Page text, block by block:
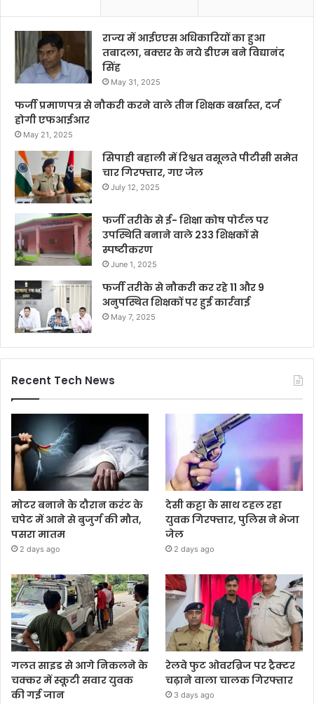
राज्य में आईएएस अधिकारियों का हुआ
तबादला, बक्सर के नये डीएम बने विद्यानंद
सिंह
May 31, 2025
फर्जी प्रमाणपत्र से नौकरी करने वाले तीन शिक्षक बर्खास्त, दर्ज
होगी एफआईआर
May 21, 2025
सिपाही बहाली में रिश्वत वसूलते पीटीसी समेत
चार गिरफ्तार, गए जेल
July 12, 2025
फर्जी तरीके से ई- शिक्षा कोष पोर्टल पर
उपस्थिति बनाने वाले 233 शिक्षकों से
स्पष्टीकरण
June 1, 2025
फर्जी तरीके से नौकरी कर रहे 11 और 9
अनुपस्थित शिक्षकों पर हुई कार्रवाई
May 7, 2025
Recent Tech News
मोटर बनाने के दौरान करंट के
चपेट में आने से बुजुर्ग की मौत,
पसरा मातम
2 days ago
देसी कट्टा के साथ टहल रहा
युवक गिरफ्तार, पुलिस ने भेजा
जेल
2 days ago
गलत साइड से आगे निकलने के
चक्कर में स्कूटी सवार युवक
की गई जान
रेलवे फुट ओवरब्रिज पर ट्रैक्टर
चढ़ाने वाला चालक गिरफ्तार
3 days ago